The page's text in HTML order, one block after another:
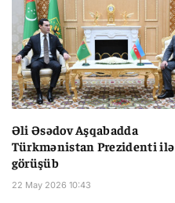
Əli Əsədov Aşqabadda
Türkmənistan Prezidenti ilə
görüşüb
22 May 2026 10:43